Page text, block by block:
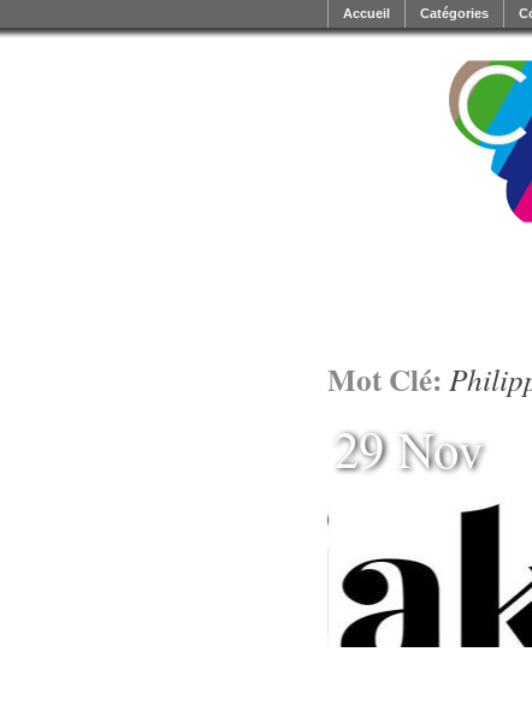
Accueil Catégories
Mot Clé:
29 Nov